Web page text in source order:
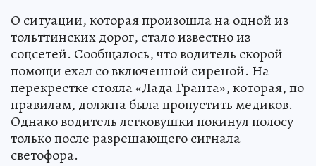
О ситуации, которая произошла на одной из
тольттинских дорог, стало известно из
соцсетей. Сообщалось, что водитель скорой
помощи ехал со включенной сиреной. На
перекрестке стояла «Лада Гранта», которая, по
правилам, должна была пропустить медиков.
Однако водитель легковушки покинул полосу
только после разрешающего сигнала
светофора.